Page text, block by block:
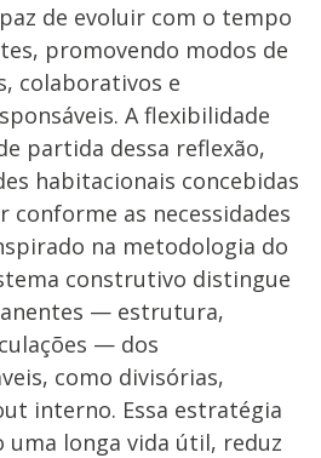
de evoluir com o tempo
promovendo modos de
colaborativos e
A flexibilidade
partida dessa reflexão,
habitacionais concebidas
conforme as necessidades
na metodologia do
construtivo distingue
— estrutura,
— dos
como divisórias,
interno. Essa estratégia
uma longa vida útil, reduz